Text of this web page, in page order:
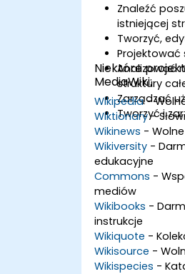
Znaleźć
istniejącej
Tworzyć,
Projektować
Analizować
struktury
Zarządzać
Tworzyć i
Niektóre
MediaWiki:
Wikipedia-
Wiktionary-
Wikinews -
Wikiversity -
edukacyjne
Commons -
mediów
Wikibooks -
instrukcje
Wikiquote -
Wikisource -
Wikispecies -